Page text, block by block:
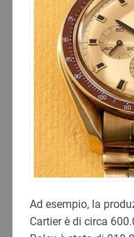
Ad esempio, la
Cartier è di circa